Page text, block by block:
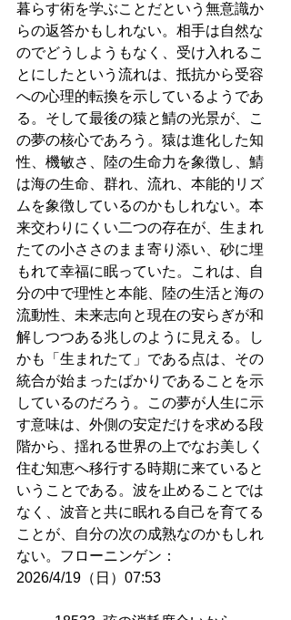
暮らす術を学ぶことだという無意識か
らの返答かもしれない。相手は自然な
のでどうしようもなく、受け入れるこ
とにしたという流れは、抵抗から受容
への心理的転換を示しているようであ
る。そして最後の猿と鯖の光景が、こ
の夢の核心であろう。猿は進化した知
性、機敏さ、陸の生命力を象徴し、鯖
は海の生命、群れ、流れ、本能的リズ
ムを象徴しているのかもしれない。本
来交わりにくい二つの存在が、生まれ
たての小ささのまま寄り添い、砂に埋
もれて幸福に眠っていた。これは、自
分の中で理性と本能、陸の生活と海の
流動性、未来志向と現在の安らぎが和
解しつつある兆しのように見える。し
かも「生まれたて」である点は、その
統合が始まったばかりであることを示
しているのだろう。この夢が人生に示
す意味は、外側の安定だけを求める段
階から、揺れる世界の上でなお美しく
住む知恵へ移行する時期に来ていると
いうことである。波を止めることでは
なく、波音と共に眠れる自己を育てる
ことが、自分の次の成熟なのかもしれ
ない。フローニンゲン：
2026/4/19（日）07:53